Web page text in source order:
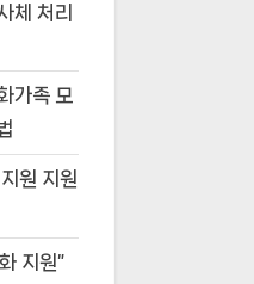
체 처리
가족 모
원 지원
지원”